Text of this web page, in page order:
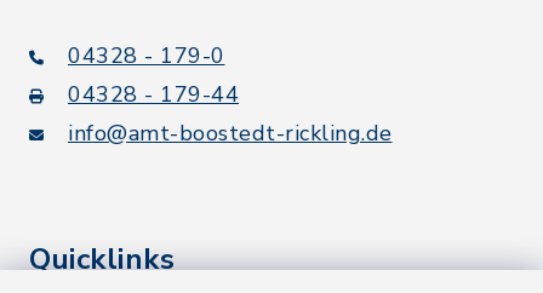
04328 - 179-0
04328 - 179-44
info@amt-boostedt-rickling.de
Quicklinks